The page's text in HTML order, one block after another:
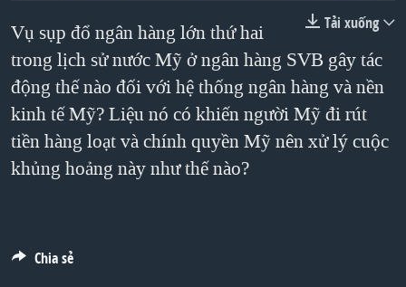
SỨC KHOẺ
VĂN HOÁ
THỂ THAO
GIÁO DỤC
TRỊNH VĨNH BÌNH - NGƯỜI HẠ 'BÊN THẮNG CUỘC'
GROUND ZERO – XƯA VÀ NAY
CHI PHÍ CHIẾN TRANH AFGHANISTAN
CÁC GIÁ TRỊ CỘNG HÒA Ở VIỆT NAM
THƯỢNG ĐỈNH TRUMP-KIM TẠI VIỆT NAM
NGƯ DÂN VIỆT VÀ LÀN SÓNG TRỘM HẢI SÂM
Ngôn ngữ khác
Tải xuống
Vụ sụp đổ ngân hàng lớn thứ hai
trong lịch sử nước Mỹ ở ngân hàng SVB gây tác
động thế nào đối với hệ thống ngân hàng và nền
kinh tế Mỹ? Liệu nó có khiến người Mỹ đi rút
tiền hàng loạt và chính quyền Mỹ nên xử lý cuộc
khủng hoảng này như thế nào?
Chia sẻ